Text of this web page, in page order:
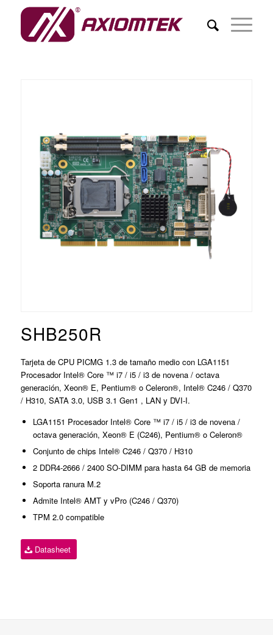
SHB250R
Tarjeta de CPU PICMG 1.3 de tamaño medio con LGA1151
Procesador Intel® Core ™ i7 / i5 / i3 de novena / octava
generación, Xeon® E, Pentium® o Celeron®, Intel® C246 / Q370
/ H310, SATA 3.0, USB 3.1 Gen1 , LAN y DVI-I.
LGA1151 Procesador Intel® Core ™ i7 / i5 / i3 de novena /
octava generación, Xeon® E (C246), Pentium® o Celeron®
Conjunto de chips Intel® C246 / Q370 / H310
2 DDR4-2666 / 2400 SO-DIMM para hasta 64 GB de memoria
Soporta ranura M.2
Admite Intel® AMT y vPro (C246 / Q370)
TPM 2.0 compatible
Datasheet